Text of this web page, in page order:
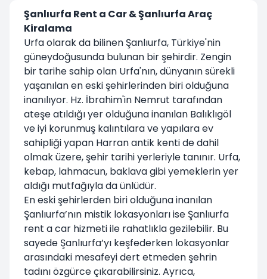
Şanlıurfa Rent a Car & Şanlıurfa Araç
Kiralama
Urfa olarak da bilinen Şanlıurfa, Türkiye'nin
güneydoğusunda bulunan bir şehirdir. Zengin
bir tarihe sahip olan Urfa'nın, dünyanın sürekli
yaşanılan en eski şehirlerinden biri olduğuna
inanılıyor. Hz. İbrahim'in Nemrut tarafından
ateşe atıldığı yer olduğuna inanılan Balıklıgöl
ve iyi korunmuş kalıntılara ve yapılara ev
sahipliği yapan Harran antik kenti de dahil
olmak üzere, şehir tarihi yerleriyle tanınır. Urfa,
kebap, lahmacun, baklava gibi yemeklerin yer
aldığı mutfağıyla da ünlüdür.
En eski şehirlerden biri olduğuna inanılan
Şanlıurfa’nın mistik lokasyonları ise Şanlıurfa
rent a car hizmeti ile rahatlıkla gezilebilir. Bu
sayede Şanlıurfa’yı keşfederken lokasyonlar
arasındaki mesafeyi dert etmeden şehrin
tadını özgürce çıkarabilirsiniz. Ayrıca,